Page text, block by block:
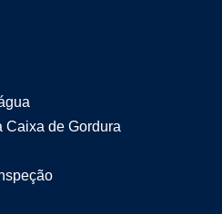
Caixa de Gordura